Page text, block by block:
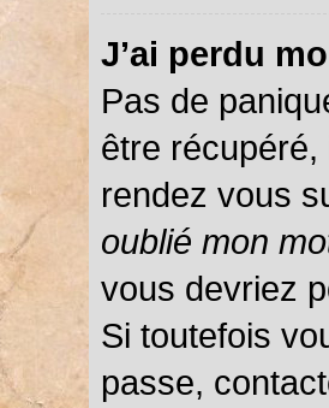
J’ai perdu
Pas de
être
rendez vous
oublié mon
vous devriez
Si toutefois
passe,